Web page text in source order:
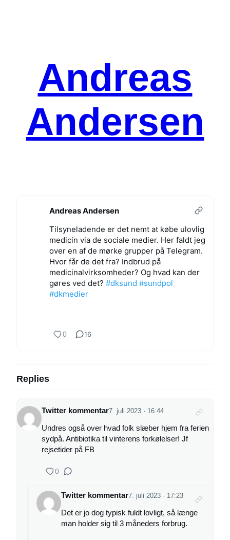
Andreas
Andersen
Andreas Andersen
Tilsyneladende er det nemt at købe ulovlig
medicin via de sociale medier. Her faldt jeg
over en af de mørke grupper på Telegram.
Hvor får de det fra? Indbrud på
medicinalvirksomheder? Og hvad kan der
gøres ved det? #dksund #sundpol
#dkmedier
0 16
Replies
Twitter kommentar7. juli 2023 · 16:44
Undres også over hvad folk slæber hjem fra ferien
sydpå. Antibiotika til vinterens forkølelser! Jf
rejsetider på FB
0
Twitter kommentar7. juli 2023 · 17:23
Det er jo dog typisk fuldt lovligt, så længe
man holder sig til 3 måneders forbrug.